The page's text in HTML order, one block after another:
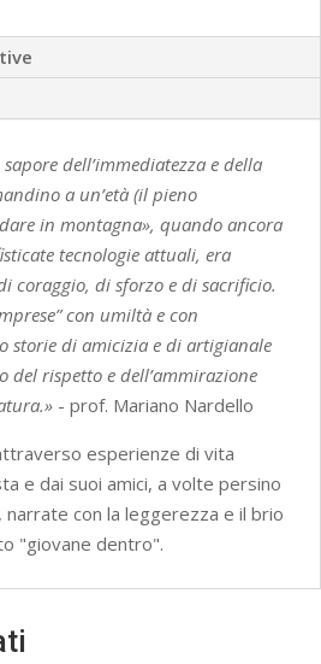
dell’immediatezza e della
a un’età (il pieno
in montagna», quando ancora
tecnologie attuali, era
coraggio, di sforzo e di sacrificio.
con umiltà e con
storie di amicizia e di artigianale
del rispetto e dell’ammirazione
- prof. Mariano Nardello
esperienze di vita
e dai suoi amici, a volte persino
narrate con la leggerezza e il brio
"giovane dentro".